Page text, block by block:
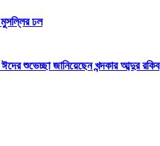
ঢল
শুভেচ্ছা জানিয়েছেন খন্দকার আব্দুর রকিব